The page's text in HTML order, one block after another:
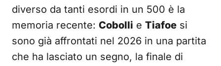
diverso da tanti esordi in un 500 è la
memoria recente: Cobolli e Tiafoe si
sono già affrontati nel 2026 in una partita
che ha lasciato un segno, la finale di